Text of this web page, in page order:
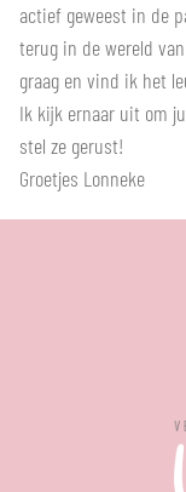
actief geweest in de
terug in de wereld
graag en vind ik het
Ik kijk ernaar uit om
stel ze gerust!
Groetjes Lonneke